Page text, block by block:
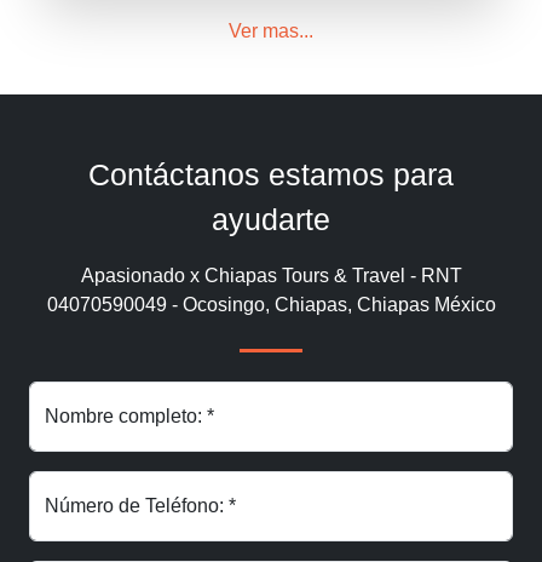
Ver mas...
Contáctanos estamos para
ayudarte
Apasionado x Chiapas Tours & Travel - RNT
04070590049 - Ocosingo, Chiapas, Chiapas México
Nombre completo: *
Número de Teléfono: *